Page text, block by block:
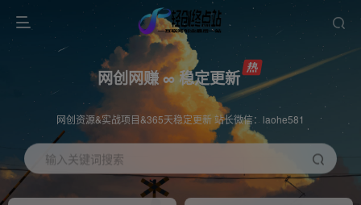
网创网赚 ∞ 稳定更新
网创资源&实战项目&365天稳定更新 站长微信：laohe581
输入关键词搜索